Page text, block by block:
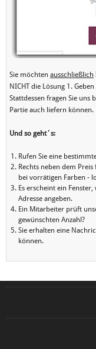
Sie möchten ausschließlich
NICHT die Lösung 1.
Stattdessen fragen Sie
Partie auch liefern können.
Und so geht´s:
Rufen Sie eine
Rechts neben dem
bei vorrätigen Farben -
Es erscheint ein
Adresse angeben.
Ein Mitarbeiter prüft
gewünschten Anzahl?
Sie erhalten eine
können.